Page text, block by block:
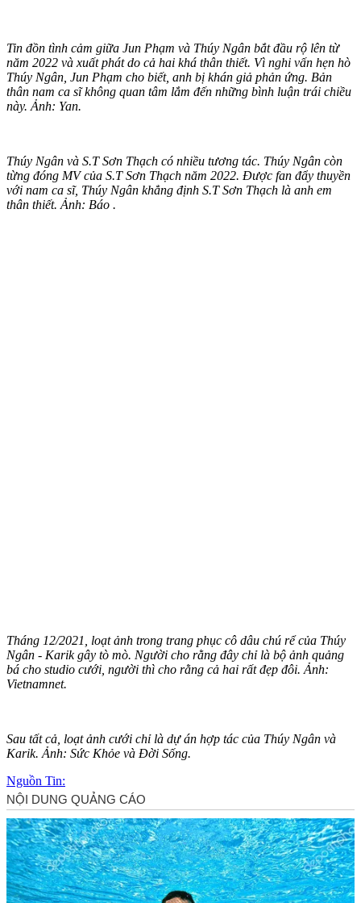
Tin đồn tình cảm giữa Jun Phạm và Thúy Ngân bắt đầu rộ lên từ
năm 2022 và xuất phát do cả hai khá thân thiết. Vì nghi vấn hẹn hò
Thúy Ngân, Jun Phạm cho biết, anh bị khán giả phản ứng. Bản
thân nam ca sĩ không quan tâm lắm đến những bình luận trái chiều
này. Ảnh: Yan.
Thúy Ngân và S.T Sơn Thạch có nhiều tương tác. Thúy Ngân còn
từng đóng MV của S.T Sơn Thạch năm 2022. Được fan đẩy thuyền
với nam ca sĩ, Thúy Ngân khẳng định S.T Sơn Thạch là anh em
thân thiết. Ảnh: Báo .
Tháng 12/2021, loạt ảnh trong trang phục cô dâu chú rể của Thúy
Ngân - Karik gây tò mò. Người cho rằng đây chỉ là bộ ảnh quảng
bá cho studio cưới, người thì cho rằng cả hai rất đẹp đôi. Ảnh:
Vietnamnet.
Sau tất cả, loạt ảnh cưới chỉ là dự án hợp tác của Thúy Ngân và
Karik. Ảnh: Sức Khỏe và Đời Sống.
Nguồn Tin: